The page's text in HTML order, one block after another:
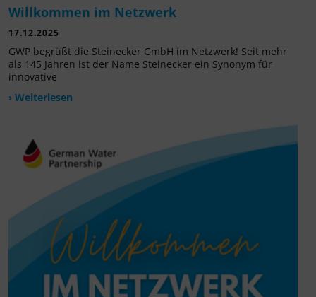
Willkommen im Netzwerk
17.12.2025
GWP begrüßt die Steinecker GmbH im Netzwerk! Seit mehr
als 145 Jahren ist der Name Steinecker ein Synonym für
innovative
› Weiterlesen